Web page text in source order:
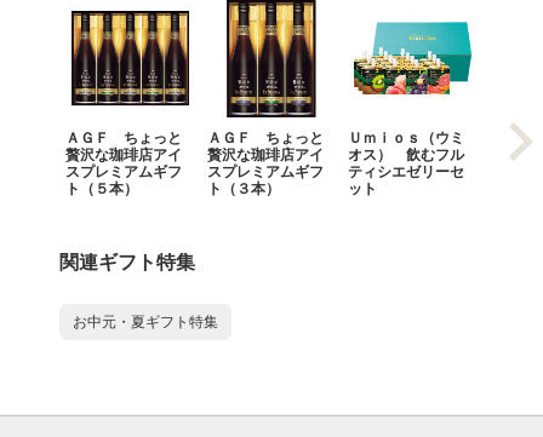
ＡＧＦ ちょっと
贅沢な珈琲店アイ
スプレミアムギフ
ト（５本）
ＡＧＦ ちょっと
贅沢な珈琲店アイ
スプレミアムギフ
ト（３本）
Ｕｍｉｏｓ（ウミ
オス） 飲むフル
ティシエゼリーセ
ット
モロ
ロイヤ
関連ギフト特集
お中元・夏ギフト特集